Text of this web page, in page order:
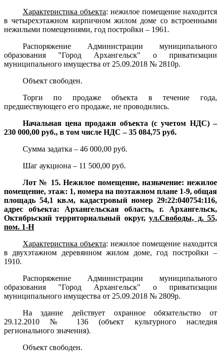
Характеристика объекта: нежилое помещение находится
в четырехэтажном кирпичном жилом доме со встроенными
нежилыми помещениями, год постройки – 1961.
Распоряжение Администрации муниципального
образования "Город Архангельск" о приватизации
муниципального имущества от 25.09.2018 № 2810р.
Объект свободен.
Торги по продаже объекта в течение года,
предшествующего его продаже, не проводились.
Начальная цена продажи объекта (с учетом НДС) –
230 000,00 руб., в том числе НДС – 35 084,75 руб.
Сумма задатка – 46 000,00 руб.
Шаг аукциона – 11 500,00 руб.
Лот № 15. Нежилое помещение, назначение: нежилое
помещение, этаж: 1, номера на поэтажном плане 1-9, общая
площадь 54,1 кв.м, кадастровый номер 29:22:040754:116,
адрес объекта: Архангельская область, г. Архангельск,
Октябрьский территориальный округ,ул.Свободы, д. 55,
пом. 1-Н
Характеристика объекта: нежилое помещение находится
в двухэтажном деревянном жилом доме, год постройки –
1910.
Распоряжение Администрации муниципального
образования "Город Архангельск" о приватизации
муниципального имущества от 25.09.2018 № 2809р.
На здание действует охранное обязательство от
29.12.2010 № 136 (объект культурного наследия
регионального значения).
Объект свободен.